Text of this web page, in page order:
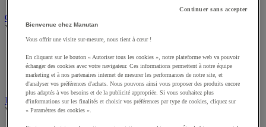
Graissage et lubrifiant
Voir toute la catégorie
Graisse et huile
Lubrifiant et dégrippant
Outils de graissage
Instrument de mesure
Voir toute la catégorie
Continuer sans accepter
Bienvenue chez Manutan
Vous offrir une visite sur-mesure, nous tient à cœur !
En cliquant sur le bouton « Autoriser tous les cookies », notre plateforme web va pouvoir
échanger des cookies avec votre navigateur. Ces informations permettent à notre équipe
marketing et à nos partenaires internet de mesurer les performances de notre site, et
d'analyser vos préférences d'achats. Nous pouvons ainsi vous proposer des produits encore
plus adaptés à vos besoins et de la publicité appropriée. Si vous souhaitez plus
d'informations sur les finalités et choisir vos préférences par type de cookies, cliquez sur
« Paramètres des cookies ».